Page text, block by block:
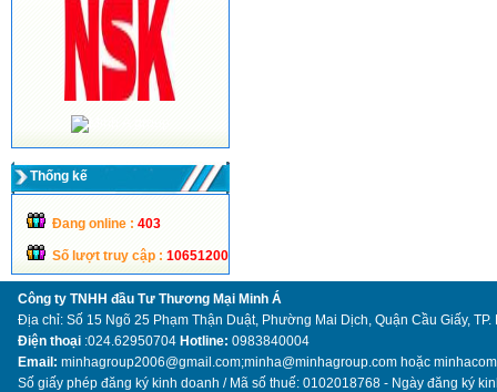
Thống kế
Đang online : 403
Số lượt truy cập : 10651200
Công ty TNHH đầu Tư Thương Mại Minh Á
Địa chỉ: Số 15 Ngõ 25 Phạm Thận Duật, Phường Mai Dịch, Quận Cầu Giấy, TP.
Điện thoại :024.62950704 Hotline: 0983840004
Email: minhagroup2006@gmail.com;minha@minhagroup.com hoặc
Số giấy phép đăng ký kinh doanh / Mã số thuế: 0102018768 - Ngày đăng ký